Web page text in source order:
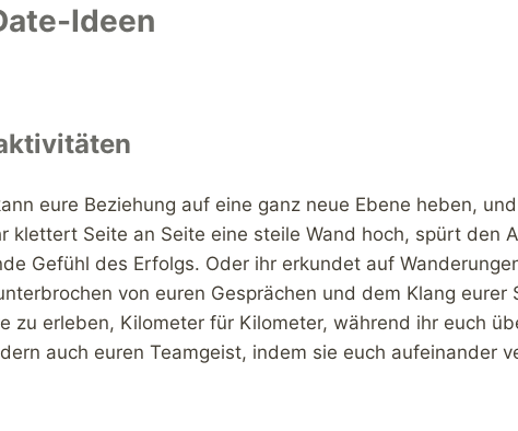
Ideen
eure Beziehung auf eine ganz neue Ebene heben,
klettert Seite an Seite eine steile Wand hoch, spürt den
Gefühl des Erfolgs. Oder ihr erkundet auf
von euren Gesprächen und dem Klang
zu erleben, Kilometer für Kilometer, während ihr euch
auch euren Teamgeist, indem sie euch aufeinander